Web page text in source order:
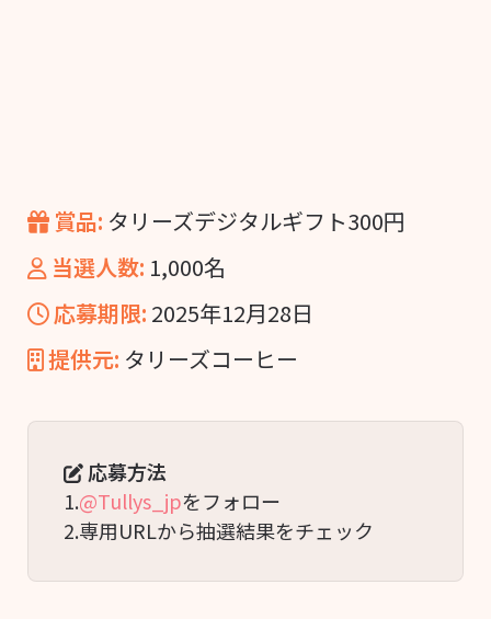
賞品: タリーズデジタルギフト300円
当選人数: 1,000名
応募期限: 2025年12月28日
提供元: タリーズコーヒー
応募方法
1.@Tullys_jpをフォロー
2.専用URLから抽選結果をチェック